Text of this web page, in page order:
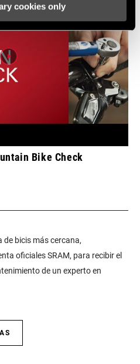
cookies only
Bike Check
bicis más cercana,
oficiales SRAM, para recibir el
de un experto en